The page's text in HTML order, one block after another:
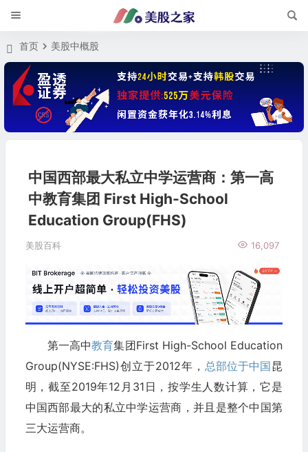
首页 美股中概股
中国西部最大私立中学运营商：第一高
中教育集团 First High-School
Education Group(FHS)
美股百科 16,097
第一高中教育集团First High-School Education
Group(NYSE:FHS)创立于2012年， 总部位于中国昆
明，截至2019年12月31日，按学生人数计算，它是
中国西部最大的私立中学运营商，并且是整个中国第
三大运营商。